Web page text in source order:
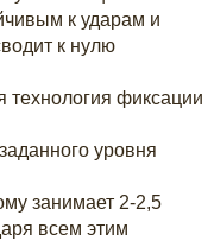
к ударам и
к нулю
технология фиксации
уровня
занимает 2-2,5
всем этим